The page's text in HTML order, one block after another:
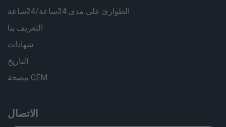
الطوارئ على مدى 24ساعة/24ساعة
التعريف بنا
شهادات
التاريخ
مصحة CEM
الاتصال